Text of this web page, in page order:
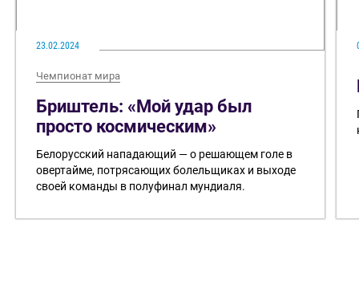
23.02.2024
Чемпионат мира
Бриштель: «Мой удар был
просто космическим»
Белорусский нападающий — о решающем голе в
овертайме, потрясающих болельщиках и выходе
своей команды в полуфинал мундиаля.